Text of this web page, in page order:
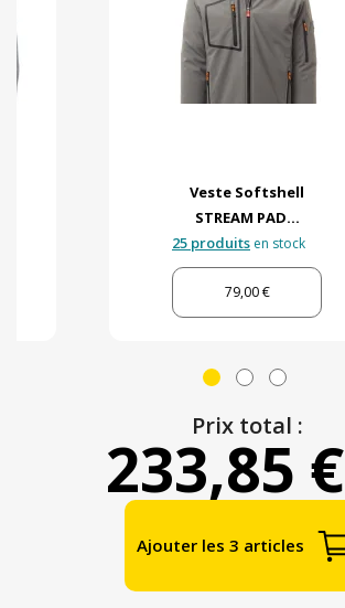
Veste Softshell
STREAM PAD...
25 produits en stock
79,00 €
Prix total :
233,85 €
Ajouter les 3 articles